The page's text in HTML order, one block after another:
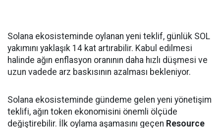
Solana ekosisteminde oylanan yeni teklif, günlük SOL
yakımını yaklaşık 14 kat artırabilir. Kabul edilmesi
halinde ağın enflasyon oranının daha hızlı düşmesi ve
uzun vadede arz baskısının azalması bekleniyor.
Solana ekosisteminde gündeme gelen yeni yönetişim
teklifi, ağın token ekonomisini önemli ölçüde
değiştirebilir. İlk oylama aşamasını geçen Resource